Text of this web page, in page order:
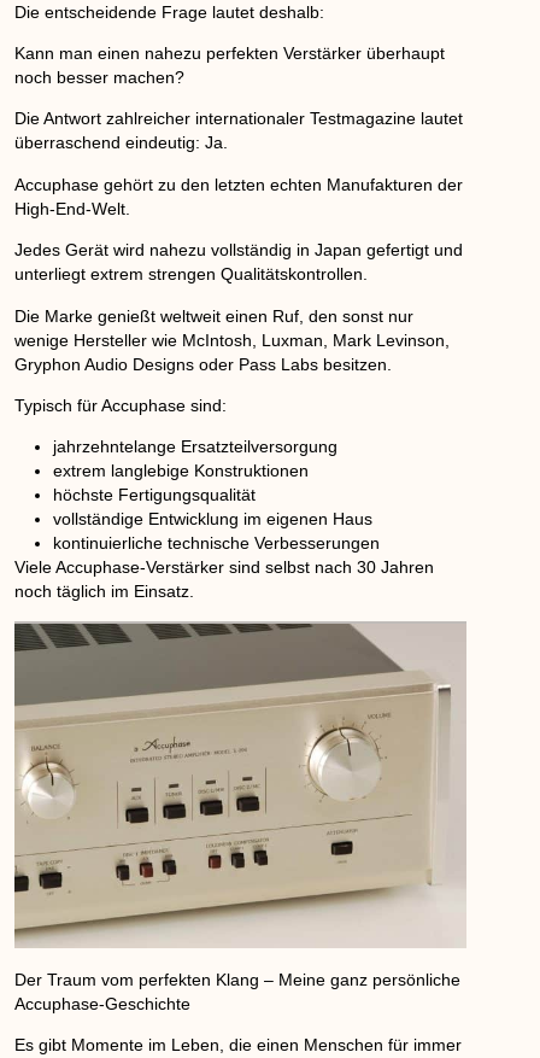
Die entscheidende Frage lautet deshalb:
Kann man einen nahezu perfekten Verstärker überhaupt
noch besser machen?
Die Antwort zahlreicher internationaler Testmagazine lautet
überraschend eindeutig:Ja.
Accuphase gehört zu den letzten echten Manufakturen der
High-End-Welt.
Jedes Gerät wird nahezu vollständig in Japan gefertigt und
unterliegt extrem strengen Qualitätskontrollen.
Die Marke genießt weltweit einen Ruf, den sonst nur
wenige Hersteller wie McIntosh Luxman Mark Levinson
Gryphon Audio Designs oder Pass Labs besitzen.
Typisch für Accuphase sind:
jahrzehntelange Ersatzteilversorgung
extrem langlebige Konstruktionen
höchste Fertigungsqualität
vollständige Entwicklung im eigenen Haus
kontinuierliche technische Verbesserungen
Viele Accuphase-Verstärker sind selbst nach 30 Jahren
noch täglich im Einsatz.
Der Traum vom perfekten Klang – Meine ganz persönliche
Accuphase-Geschichte
Es gibt Momente im Leben, die einen Menschen für immer